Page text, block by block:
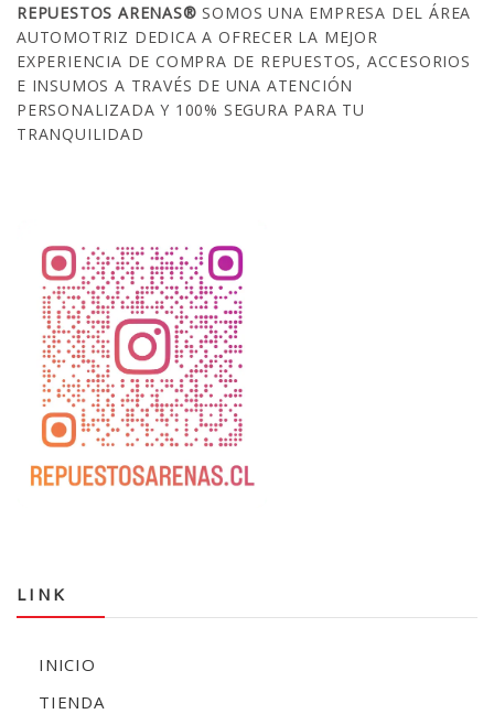
REPUESTOS ARENAS®SOMOS UNA EMPRESA DEL ÁREA
AUTOMOTRIZ DEDICA A OFRECER LA MEJOR
EXPERIENCIA DE COMPRA DE REPUESTOS, ACCESORIOS
E INSUMOS A TRAVÉS DE UNA ATENCIÓN
PERSONALIZADA Y 100% SEGURA PARA TU
TRANQUILIDAD
LINK
INICIO
TIENDA